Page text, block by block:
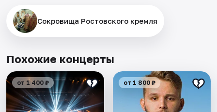
Сокровища Ростовского кремля
Похожие концерты
от 1 400 ₽ от 1 800 ₽